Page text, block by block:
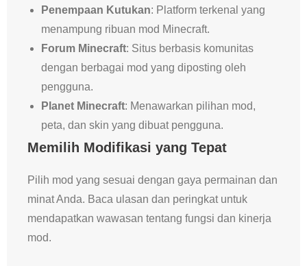
Penempaan Kutukan: Platform terkenal yang
menampung ribuan mod Minecraft.
Forum Minecraft: Situs berbasis komunitas
dengan berbagai mod yang diposting oleh
pengguna.
Planet Minecraft: Menawarkan pilihan mod,
peta, dan skin yang dibuat pengguna.
Memilih Modifikasi yang Tepat
Pilih mod yang sesuai dengan gaya permainan dan
minat Anda. Baca ulasan dan peringkat untuk
mendapatkan wawasan tentang fungsi dan kinerja
mod.